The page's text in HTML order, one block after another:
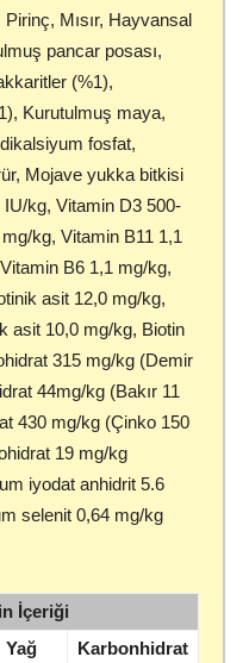
Mısır, Hayvansal
pancar posası,
(%1),
Kurutulmuş maya,
fosfat,
Mojave yukka bitkisi
IU/kg, Vitamin D3 500-
kg, Vitamin B11 1,1
B6 1,1 mg/kg,
asit 12,0 mg/kg,
asit 10,0 mg/kg, Biotin
315 mg/kg (Demir
44mg/kg (Bakır 11
430 mg/kg (Çinko 150
19 mg/kg
iyodat anhidrit 5.6
selenit 0,64 mg/kg
İçeriği
Yağ
Karbonhidrat